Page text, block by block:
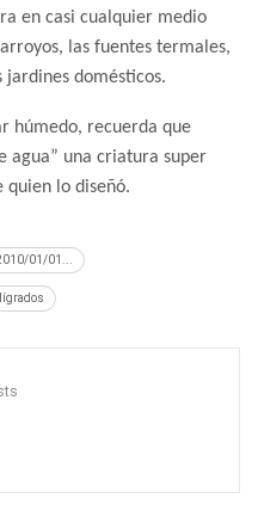
en casi cualquier medio
las fuentes termales,
jardines domésticos.
húmedo, recuerda que
agua” una criatura super
quien lo diseñó.
01/01...